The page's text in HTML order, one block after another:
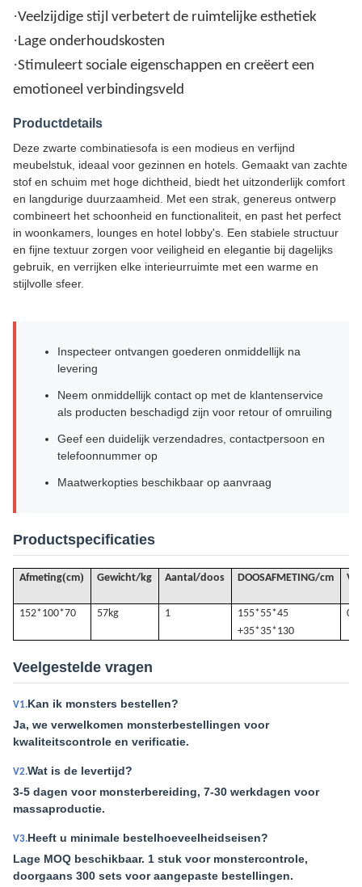
·Veelzijdige stijl verbetert de ruimtelijke esthetiek
·Lage onderhoudskosten
·Stimuleert sociale eigenschappen en creëert een
emotioneel verbindingsveld
Productdetails
Deze zwarte combinatiesofa is een modieus en verfijnd
meubelstuk, ideaal voor gezinnen en hotels. Gemaakt van zachte
stof en schuim met hoge dichtheid, biedt het uitzonderlijk comfort
en langdurige duurzaamheid. Met een strak, genereus ontwerp
combineert het schoonheid en functionaliteit, en past het perfect
in woonkamers, lounges en hotel lobby's. Een stabiele structuur
en fijne textuur zorgen voor veiligheid en elegantie bij dagelijks
gebruik, en verrijken elke interieurruimte met een warme en
stijlvolle sfeer.
Inspecteer ontvangen goederen onmiddellijk na
levering
Neem onmiddellijk contact op met de klantenservice
als producten beschadigd zijn voor retour of omruiling
Geef een duidelijk verzendadres, contactpersoon en
telefoonnummer op
Maatwerkopties beschikbaar op aanvraag
Productspecificaties
Afmeting(cm) Gewicht/kg Aantal/doos DOOSAFMETING/cm
152*100*70 57kg 1
155*55*45
+35*35*130
Veelgestelde vragen
V1.Kan ik monsters bestellen?
Ja, we verwelkomen monsterbestellingen voor
kwaliteitscontrole en verificatie.
V2.Wat is de levertijd?
3-5 dagen voor monsterbereiding, 7-30 werkdagen voor
massaproductie.
V3.Heeft u minimale bestelhoeveelheidseisen?
Lage MOQ beschikbaar. 1 stuk voor monstercontrole,
doorgaans 300 sets voor aangepaste bestellingen.